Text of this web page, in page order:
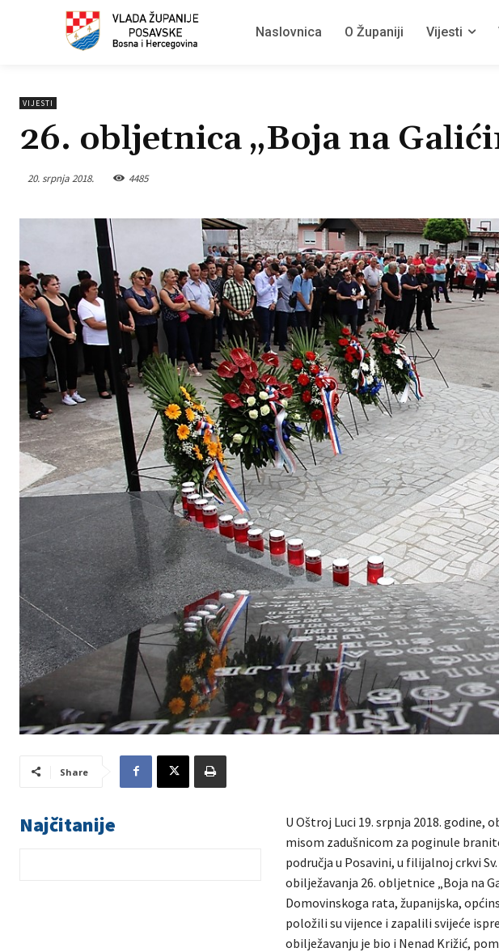
Naslovnica O Županiji Vijesti
VIJESTI
26. obljetnica „Boja na
20. srpnja 2018. 4485
Share
Najčitanije
U Oštroj Luci 19. srpnja 2018. godine,
misom zadušnicom za poginule
područja u Posavini, u filijalnoj crkvi
obilježavanja 26. obljetnice „Boja na
Domovinskoga rata, županijska,
položili su vijence i zapalili svijeće
obilježavanju je bio i Nenad Križić,